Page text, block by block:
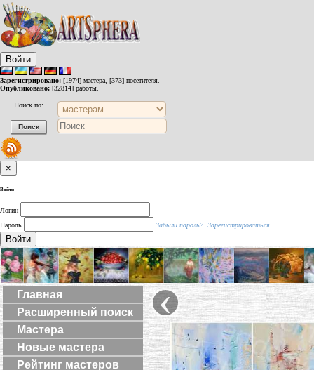
Войти
Зарегистрировано: [1974] мастера, [373] посетителя.
Опубликовано: [32814] работы.
Поиск по:
×
Войти
Логин
Пароль
Забыли пароль? Зарегистрироваться
Войти
Главная
Расширенный поиск
Мастера
Новые мастера
Рейтинг мастеров
‹